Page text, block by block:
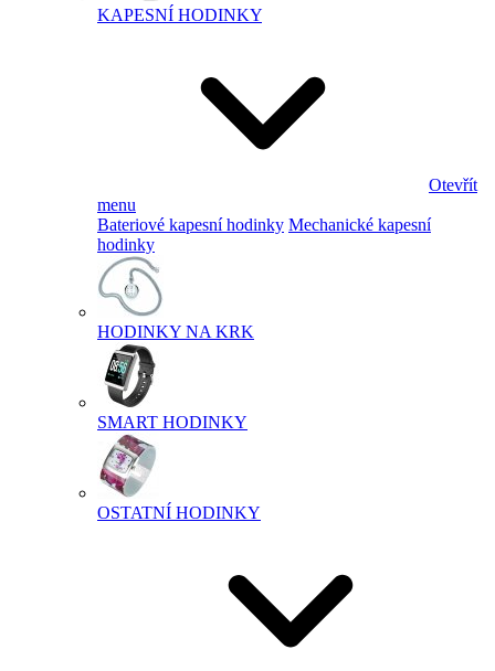
KAPESNÍ HODINKY
Otevřít
menu
Bateriové kapesní hodinky Mechanické kapesní
hodinky
HODINKY NA KRK
SMART HODINKY
OSTATNÍ HODINKY